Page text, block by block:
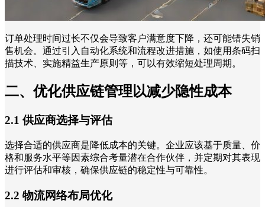
订单处理时间过长不仅会导致客户满意度下降，还可能错失销
售机会。通过引入自动化系统和流程改进措施，如使用条码扫
描技术、实施精益生产原则等，可以有效缩短处理周期。
二、优化供应链管理以减少隐性成本
2.1 供应商选择与评估
选择合适的供应商是降低成本的关键。企业应该基于质量、价
格和服务水平等因素综合考量潜在合作伙伴，并定期对其表现
进行评估和审核，确保供应链的稳定性与可靠性。
2.2 物流网络布局优化